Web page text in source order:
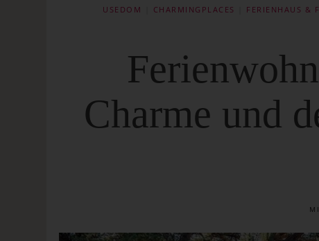
USEDOM CHARMINGPLACES FERIENHAUS &
Charme und